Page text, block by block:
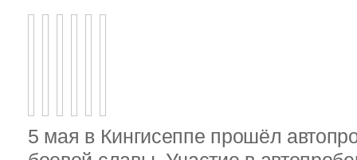
5 мая в Кингисеппе прошёл